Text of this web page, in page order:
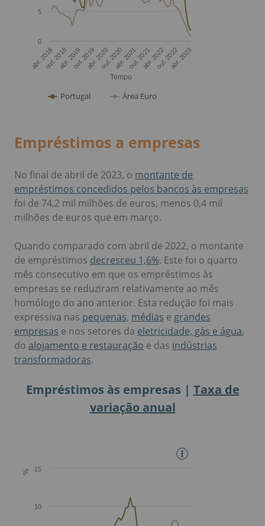
Empréstimos a empresas
No final de abril de 2023, o montante de
empréstimos concedidos pelos bancos às empresas
foi de 74,2 mil milhões de euros, menos 0,4 mil
milhões de euros que em março.
Quando comparado com abril de 2022, o montante
de empréstimos decresceu 1,6%. Este foi o quarto
mês consecutivo em que os empréstimos às
empresas se reduziram relativamente ao mês
homólogo do ano anterior. Esta redução foi mais
expressiva nas pequenas, médias e grandes
empresas e nos setores da eletricidade, gás e água,
do alojamento e restauração e das indústrias
transformadoras.
Empréstimos às empresas | Taxa de
variação anual